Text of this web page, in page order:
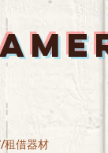
租借器材